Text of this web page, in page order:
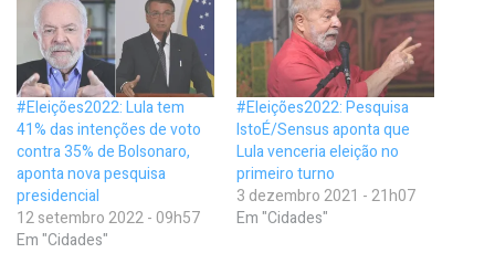
#Eleições2022: Lula tem
41% das intenções de voto
contra 35% de Bolsonaro,
aponta nova pesquisa
presidencial
12 setembro 2022 - 09h57
Em "Cidades"
#Eleições2022: Pesquisa
IstoÉ/Sensus aponta que
Lula venceria eleição no
primeiro turno
3 dezembro 2021 - 21h07
Em "Cidades"